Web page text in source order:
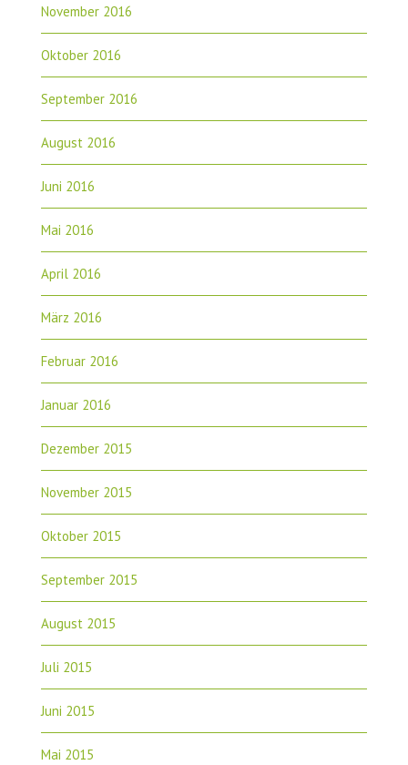
November 2016
Oktober 2016
September 2016
August 2016
Juni 2016
Mai 2016
April 2016
März 2016
Februar 2016
Januar 2016
Dezember 2015
November 2015
Oktober 2015
September 2015
August 2015
Juli 2015
Juni 2015
Mai 2015